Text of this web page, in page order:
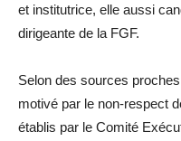
et institutrice, elle aussi
dirigeante de la FGF.
Selon des sources
motivé par le non-respect
établis par le Comité